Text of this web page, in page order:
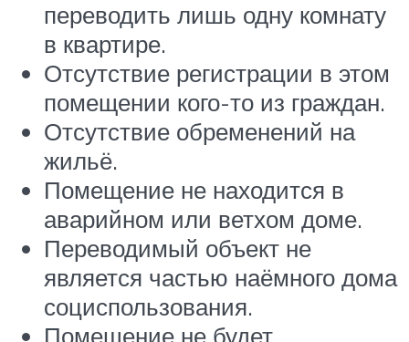
переводить лишь одну комнату
в квартире.
Отсутствие регистрации в этом
помещении кого-то из граждан.
Отсутствие обременений на
жильё.
Помещение не находится в
аварийном или ветхом доме.
Переводимый объект не
является частью наёмного дома
социспользования.
Помещение не будет